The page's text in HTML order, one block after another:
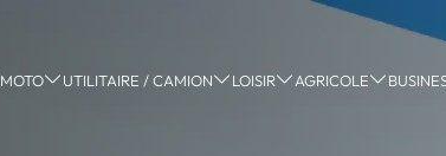
MOTO UTILITAIRE / CAMION LOISIR AGRICOLE